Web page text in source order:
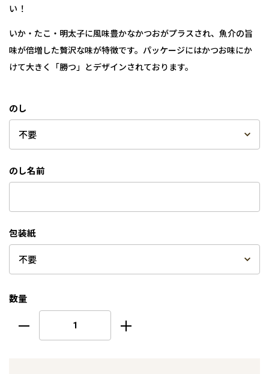
い！
いか・たこ・明太子に風味豊かなかつおがプラスされ、魚介の旨
味が倍増した贅沢な味が特徴です。パッケージにはかつお味にか
けて大きく「勝つ」とデザインされております。
のし
のし名前
包装紙
数量